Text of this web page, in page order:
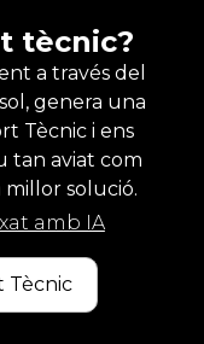
tècnic?
a través del
genera una
Tècnic i ens
tan aviat com
solució.
amb IA
Tècnic